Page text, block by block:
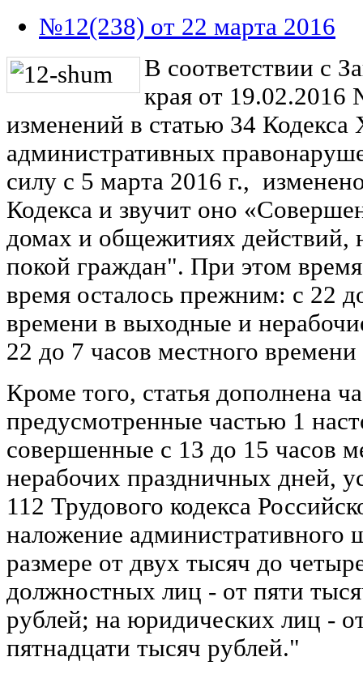
№12(238) от 22 марта 2016
В соответствии с
края от
изменений в статью 34 Кодекса
административных
силу с 5 марта 2016 г.,
Кодекса и звучит оно
домах и общежитиях
покой граждан". При этом
время осталось прежним: с 22
времени в выходные и
22 до 7 часов местного
Кроме того, статья дополнена
предусмотренные частью 1
совершенные с 13 до 15 часов
нерабочих праздничных дней,
112 Трудового кодекса
наложение административного
размере от двух тысяч до
должностных лиц - от пяти
рублей; на юридических лиц -
пятнадцати тысяч рублей."